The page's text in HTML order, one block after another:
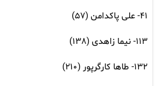
۴۱- علی پاکدامن (۵۷)
۱۱۳- نیما زاهدی (۱۳۸)
۱۳۲- طاها کارگرپور (۲۱۰)